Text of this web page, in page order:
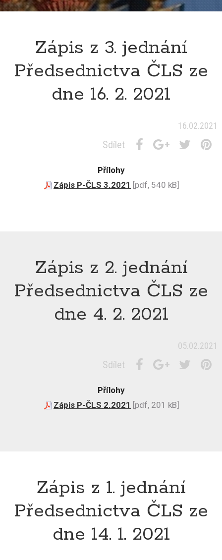
Zápis z 3. jednání
Předsednictva ČLS ze
dne 16. 2. 2021
16.02.2021
Sdílet
Přílohy
Zápis P-ČLS 3.2021 [pdf, 540 kB]
Zápis z 2. jednání
Předsednictva ČLS ze
dne 4. 2. 2021
05.02.2021
Sdílet
Přílohy
Zápis P-ČLS 2.2021 [pdf, 201 kB]
Zápis z 1. jednání
Předsednictva ČLS ze
dne 14. 1. 2021